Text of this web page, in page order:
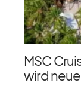
MSC
wird